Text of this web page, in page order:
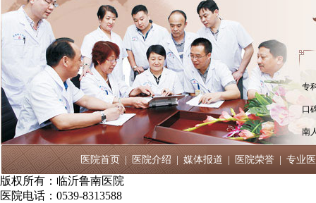
专
口
南
医院首页 | 医院介绍 媒体报道 医院荣誉 专业
版权所有：临沂鲁南医院
医院电话：0539-8313588